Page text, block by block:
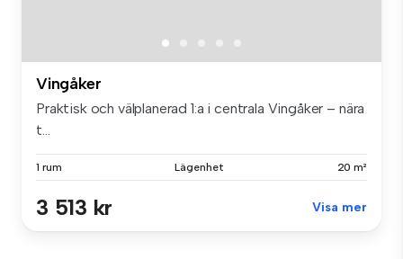
Vingåker
Praktisk och välplanerad 1:a i centrala Vingåker – nära
t...
1 rum Lägenhet 20 m²
3 513 kr Visa mer